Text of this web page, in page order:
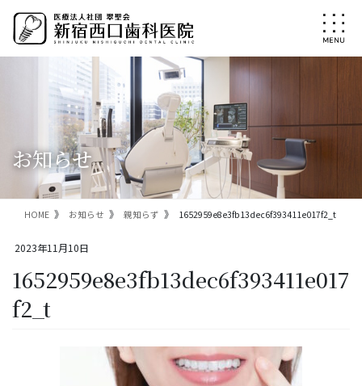
ン
ー
お知らせ
HOME お知らせ 親知らず 1652959e8e3fb13dec6f393411e017f2_t
2023年11月10日
1652959e8e3fb13dec6f393411e017
f2_t